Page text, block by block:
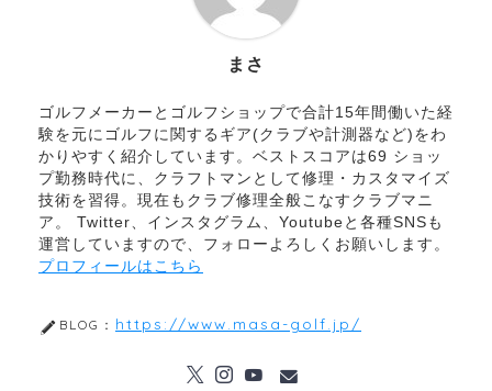
まさ
ゴルフメーカーとゴルフショップで合計15年間働いた経
験を元にゴルフに関するギア(クラブや計測器など)をわ
かりやすく紹介しています。ベストスコアは69 ショッ
プ勤務時代に、クラフトマンとして修理・カスタマイズ
技術を習得。現在もクラブ修理全般こなすクラブマニ
ア。 Twitter、インスタグラム、Youtubeと各種SNSも
運営していますので、フォローよろしくお願いします。
プロフィールはこちら
BLOG： https://www.masa-golf.jp/